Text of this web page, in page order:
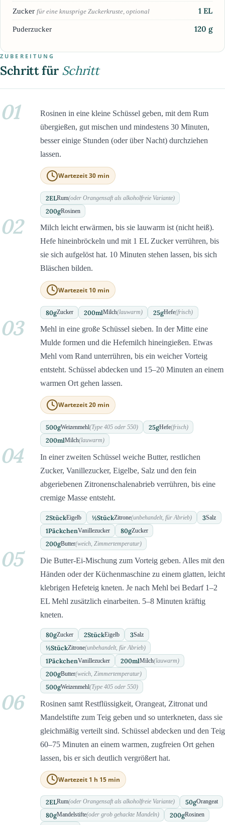
Zucker für eine knusprige Zuckerkruste, optional 1 EL
Puderzucker 120 g
ZUBEREITUNG
Schritt für Schritt
01
Rosinen in eine kleine Schüssel geben, mit dem Rum
übergießen, gut mischen und mindestens 30 Minuten,
besser einige Stunden (oder über Nacht) durchziehen
lassen.
Wartezeit 30 min
2ELRum(oder Orangensaft als alkoholfreie Variante)
200gRosinen
02
Milch leicht erwärmen, bis sie lauwarm ist (nicht heiß).
Hefe hineinbröckeln und mit 1 EL Zucker verrühren, bis
sie sich aufgelöst hat. 10 Minuten stehen lassen, bis sich
Bläschen bilden.
Wartezeit 10 min
80gZucker 200mlMilch(lauwarm) 25gHefe(frisch)
03
Mehl in eine große Schüssel sieben. In der Mitte eine
Mulde formen und die Hefemilch hineingießen. Etwas
Mehl vom Rand unterrühren, bis ein weicher Vorteig
entsteht. Schüssel abdecken und 15–20 Minuten an einem
warmen Ort gehen lassen.
Wartezeit 20 min
500gWeizenmehl(Type 405 oder 550) 25gHefe(frisch)
200mlMilch(lauwarm)
04
In einer zweiten Schüssel weiche Butter, restlichen
Zucker, Vanillezucker, Eigelbe, Salz und den fein
abgeriebenen Zitronenschalenabrieb verrühren, bis eine
cremige Masse entsteht.
2StückEigelb ½StückZitrone(unbehandelt, für Abrieb) 3Salz
1PäckchenVanillezucker 80gZucker
200gButter(weich, Zimmertemperatur)
05
Die Butter-Ei-Mischung zum Vorteig geben. Alles mit den
Händen oder der Küchenmaschine zu einem glatten, leicht
klebrigen Hefeteig kneten. Je nach Mehl bei Bedarf 1–2
EL Mehl zusätzlich einarbeiten. 5–8 Minuten kräftig
kneten.
80gZucker 2StückEigelb 3Salz
½StückZitrone(unbehandelt, für Abrieb)
1PäckchenVanillezucker 200mlMilch(lauwarm)
200gButter(weich, Zimmertemperatur)
500gWeizenmehl(Type 405 oder 550)
06
Rosinen samt Restflüssigkeit, Orangeat, Zitronat und
Mandelstifte zum Teig geben und so unterkneten, dass sie
gleichmäßig verteilt sind. Schüssel abdecken und den Teig
60–75 Minuten an einem warmen, zugfreien Ort gehen
lassen, bis er sich deutlich vergrößert hat.
Wartezeit 1 h 15 min
2ELRum(oder Orangensaft als alkoholfreie Variante) 50gOrangeat
80gMandelstifte(oder grob gehackte Mandeln) 200gRosinen